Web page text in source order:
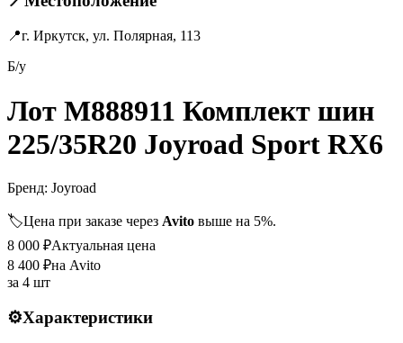
📍г. Иркутск, ул. Полярная, 113
Б/у
Лот M888911 Комплект шин
225/35R20 Joyroad Sport RX6
Бренд: Joyroad
🏷️Цена при заказе через Avito выше на 5%.
8 000 ₽Актуальная цена
8 400 ₽на Avito
за 4 шт
⚙️Характеристики